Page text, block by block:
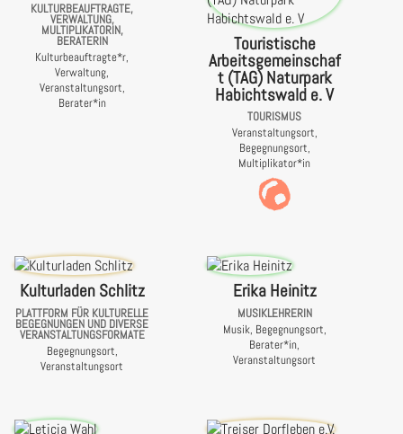
KULTURBEAUFTRAGTE,
VERWALTUNG,
MULTIPLIKATORIN,
BERATERIN
Kulturbeauftragte*r,
Verwaltung,
Veranstaltungsort,
Berater*in
Touristische
Arbeitsgemeinschaf
t (TAG) Naturpark
Habichtswald e. V
TOURISMUS
Veranstaltungsort,
Begegnungsort,
Multiplikator*in
Kulturladen Schlitz
PLATTFORM FÜR KULTURELLE
BEGEGNUNGEN UND DIVERSE
VERANSTALTUNGSFORMATE
Begegnungsort,
Veranstaltungsort
Erika Heinitz
MUSIKLEHRERIN
Musik, Begegnungsort,
Berater*in,
Veranstaltungsort